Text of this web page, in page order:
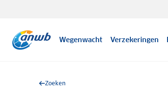
Wegenwacht Verzekeringen
Zoeken